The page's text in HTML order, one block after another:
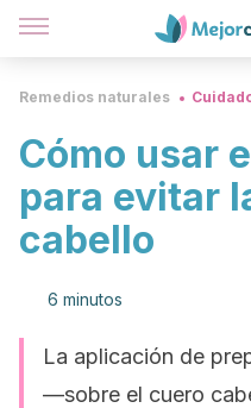
Remedios naturales
Cómo usar
para evitar
cabello
6 minutos
La aplicación de
—sobre el cuero